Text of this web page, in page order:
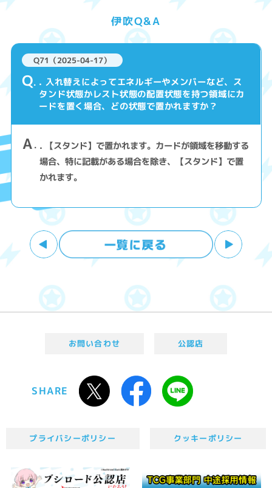
伊吹Q&A
Q71（2025-04-17）
Q . 入れ替えによってエネルギーやメンバーなど、ス
タンド状態かレスト状態の配置状態を持つ領域にカ
ードを置く場合、どの状態で置かれますか？
A . 【スタンド】で置かれます。カードが領域を移動する
場合、特に記載がある場合を除き、【スタンド】で置
かれます。
お問い合わせ 公認店
SHARE
プライバシーポリシー クッキーポリシー